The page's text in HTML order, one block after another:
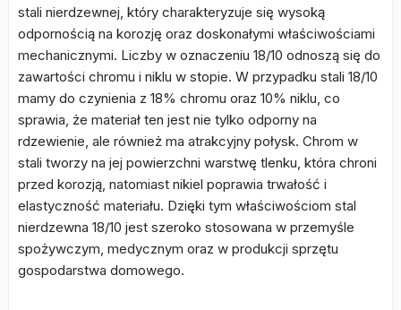
stali nierdzewnej, który charakteryzuje się wysoką
odpornością na korozję oraz doskonałymi właściwościami
mechanicznymi. Liczby w oznaczeniu 18/10 odnoszą się do
zawartości chromu i niklu w stopie. W przypadku stali 18/10
mamy do czynienia z 18% chromu oraz 10% niklu, co
sprawia, że materiał ten jest nie tylko odporny na
rdzewienie, ale również ma atrakcyjny połysk. Chrom w
stali tworzy na jej powierzchni warstwę tlenku, która chroni
przed korozją, natomiast nikiel poprawia trwałość i
elastyczność materiału. Dzięki tym właściwościom stal
nierdzewna 18/10 jest szeroko stosowana w przemyśle
spożywczym, medycznym oraz w produkcji sprzętu
gospodarstwa domowego.